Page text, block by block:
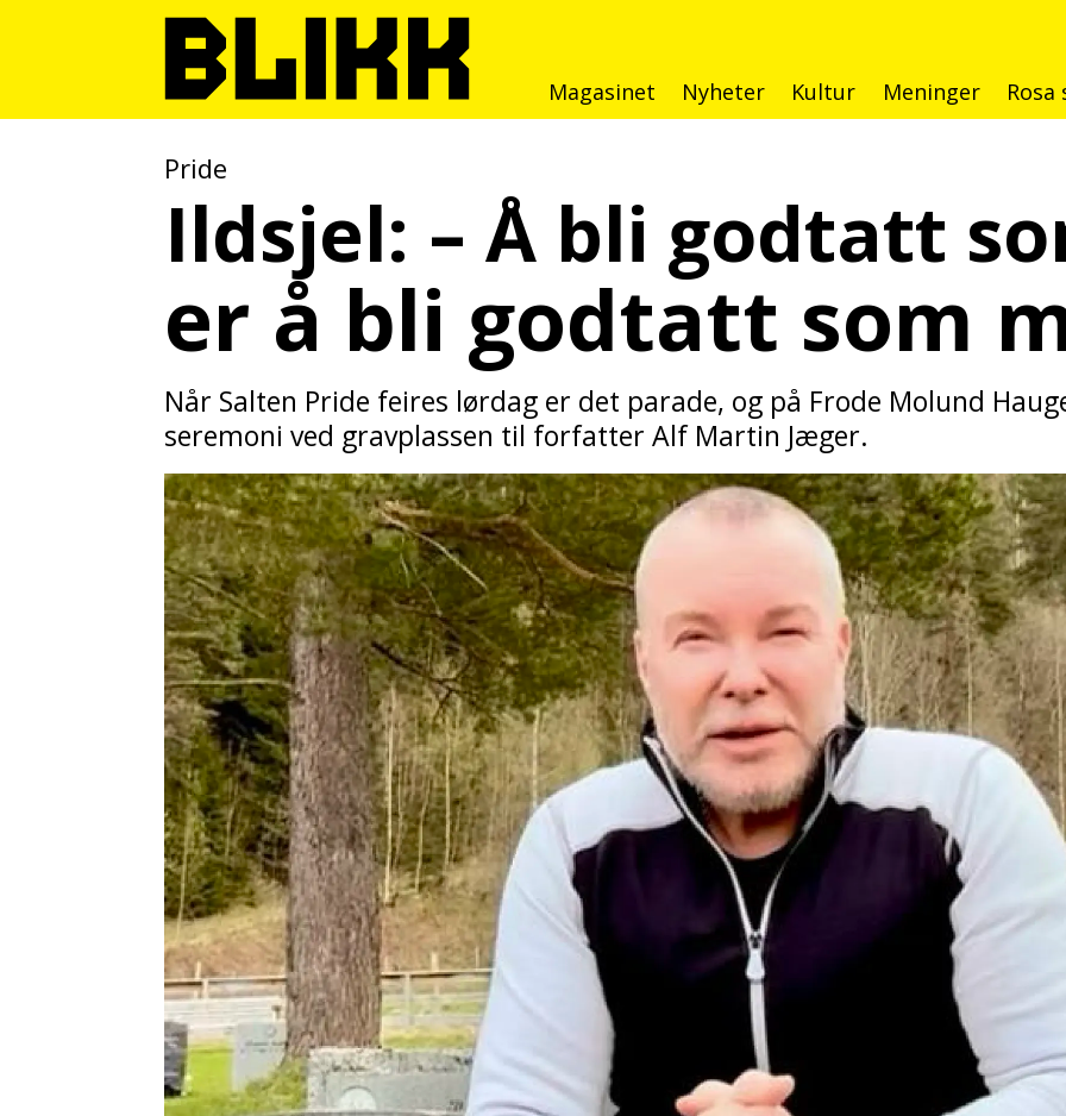
Magasinet Nyheter Kultur Meninger Rosa
Pride
Ildsjel: – Å bli godtatt
er å bli godtatt som
Når Salten Pride feires lørdag er det parade, og på Frode Molund
seremoni ved gravplassen til forfatter Alf Martin Jæger.